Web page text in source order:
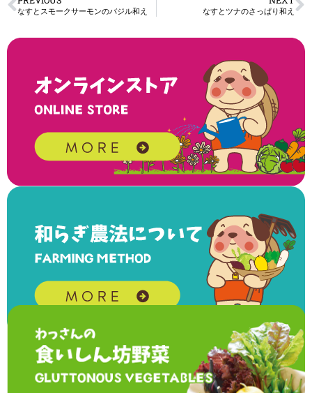
なすとスモークサーモンのバジル和え なすとツナのさっぱり和え